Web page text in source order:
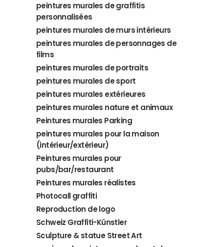
peintures murales de graffitis
personnalisées
peintures murales de murs intérieurs
peintures murales de personnages de
films
peintures murales de portraits
peintures murales de sport
peintures murales extérieures
peintures murales nature et animaux
Peintures murales Parking
peintures murales pour la maison
(intérieur/extérieur)
Peintures murales pour
pubs/bar/restaurant
Peintures murales réalistes
Photocall graffiti
Reproduction de logo
Schweiz Graffiti-Künstler
Sculpture & statue Street Art